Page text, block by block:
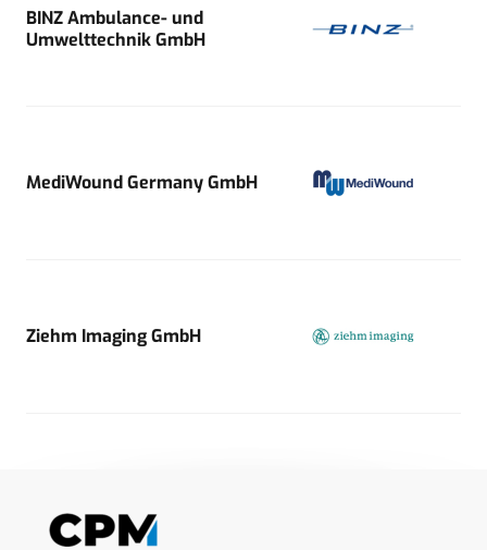
BINZ Ambulance- und
Umwelttechnik GmbH
MediWound Germany GmbH
Ziehm Imaging GmbH